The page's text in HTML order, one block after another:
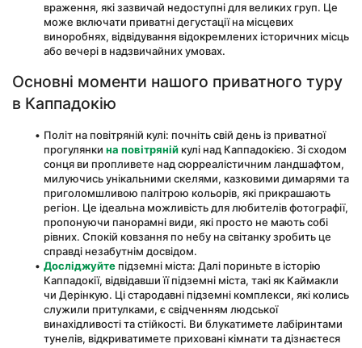
враження, які зазвичай недоступні для великих груп. Це
може включати приватні дегустації на місцевих
виноробнях, відвідування відокремлених історичних місць
або вечері в надзвичайних умовах.
Основні моменти нашого приватного туру
в Каппадокію
Політ на повітряній кулі: почніть свій день із приватної
прогулянки на повітряній кулі над Каппадокією. Зі сходом
сонця ви пропливете над сюрреалістичним ландшафтом,
милуючись унікальними скелями, казковими димарями та
приголомшливою палітрою кольорів, які прикрашають
регіон. Це ідеальна можливість для любителів фотографії,
пропонуючи панорамні види, які просто не мають собі
рівних. Спокій ковзання по небу на світанку зробить це
справді незабутнім досвідом.
Досліджуйте підземні міста: Далі пориньте в історію
Каппадокії, відвідавши її підземні міста, такі як Каймакли
чи Дерінкую. Ці стародавні підземні комплекси, які колись
служили притулками, є свідченням людської
винахідливості та стійкості. Ви блукатимете лабіринтами
тунелів, відкриватимете приховані кімнати та дізнаєтеся